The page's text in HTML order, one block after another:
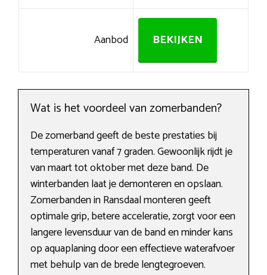
Aanbod BEKIJKEN
Wat is het voordeel van zomerbanden?
De zomerband geeft de beste prestaties bij
temperaturen vanaf 7 graden. Gewoonlijk rijdt je
van maart tot oktober met deze band. De
winterbanden laat je demonteren en opslaan.
Zomerbanden in Ransdaal monteren geeft
optimale grip, betere acceleratie, zorgt voor een
langere levensduur van de band en minder kans
op aquaplaning door een effectieve waterafvoer
met behulp van de brede lengtegroeven.